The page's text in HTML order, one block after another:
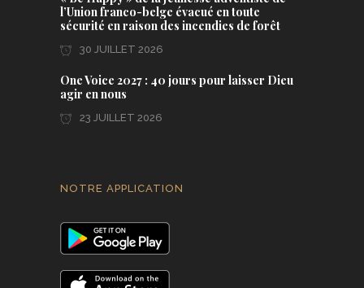
l’Union franco-belge évacué en toute
sécurité en raison des incendies de forêt
30 JUILLET 2026
One Voice 2027 : 40 jours pour laisser Dieu
agir en nous
23 JUILLET 2026
NOTRE APPLICATION